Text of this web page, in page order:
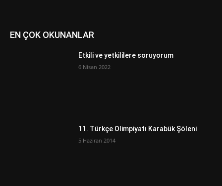
EN ÇOK OKUNANLAR
Etkili ve yetkililere soruyorum
6 Nisan 2022
11. Türkçe Olimpiyatı Karabük Şöleni
5 Haziran 2014